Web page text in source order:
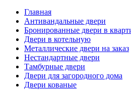
Главная
Антивандальные двери
Бронированные двери в
Двери в котельную
Металлические двери на заказ
Нестандартные двери
Тамбурные двери
Двери для загородного дома
Двери кованые